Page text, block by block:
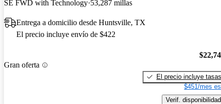
SE FWD with Technology 53,287 millas
Entrega a domicilio desde Huntsville, TX
El precio incluye envío de $422
Gran oferta
El precio incluye tasas
$451/mes
Verif. disponibilidad